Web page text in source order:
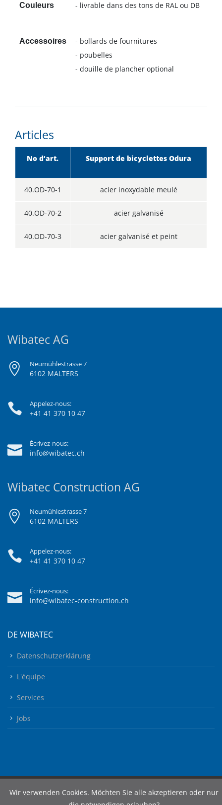
Couleurs - livrable dans des tons de RAL ou DB
Accessoires
- bollards de fournitures
- poubelles
- douille de plancher optional
Articles
No d‘art. Support de bicyclettes Odura
40.OD-70-1 acier inoxydable meulé
40.OD-70-2 acier galvanisé
40.OD-70-3 acier galvanisé et peint
Wibatec AG
Neumühlestrasse 7
6102 MALTERS
Appelez-nous:
+41 41 370 10 47
Écrivez-nous:
info@wibatec.ch
Wibatec Construction AG
Neumühlestrasse 7
6102 MALTERS
Appelez-nous:
+41 41 370 10 47
Écrivez-nous:
info@wibatec-construction.ch
DE WIBATEC
Datenschutzerklärung
L'équipe
Services
Jobs
Wir verwenden Cookies. Möchten Sie alle akzeptieren oder nur